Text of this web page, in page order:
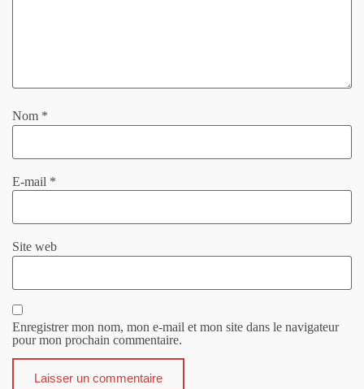
Nom *
E-mail *
Site web
Enregistrer mon nom, mon e-mail et mon site dans le navigateur
pour mon prochain commentaire.